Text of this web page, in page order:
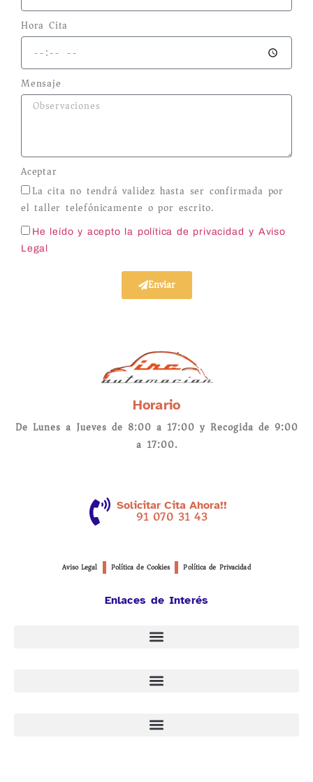
Hora Cita
Mensaje
Aceptar
La cita no tendrá validez hasta ser confirmada por
el taller telefónicamente o por escrito.
He leído y acepto la política de privacidad
y Aviso
Legal
Enviar
Horario
De Lunes a Jueves de 8:00 a 17:00 y Recogida de 9:00
a 17:00.
Solicitar Cita Ahora!!
91 070 31 43
Aviso Legal Política de Cookies Política de Privacidad
Enlaces de Interés